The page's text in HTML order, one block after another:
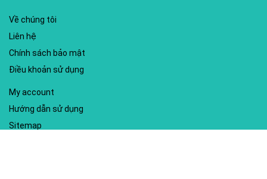
Về chúng tôi
Liên hệ
Chính sách bảo mật
Điều khoản sử dụng
My account
Hướng dẫn sử dụng
Sitemap